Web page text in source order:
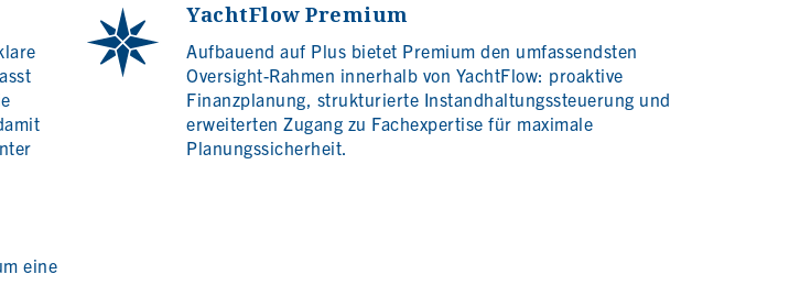
eine
YachtFlow Premium
Aufbauend auf Plus bietet Premium den umfassendsten
Oversight-Rahmen innerhalb von YachtFlow: proaktive
Finanzplanung, strukturierte Instandhaltungssteuerung und
erweiterten Zugang zu Fachexpertise für maximale
Planungssicherheit.